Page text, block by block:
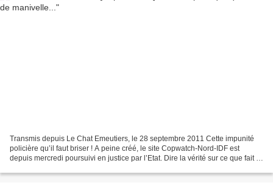
Transmis depuis Le Chat Emeutiers, le 28 septembre 2011 Cette impunité
policière qu’il faut briser ! A peine créé, le site Copwatch-Nord-IDF est
depuis mercredi poursuivi en justice par l’Etat. Dire la vérité sur ce que fait la